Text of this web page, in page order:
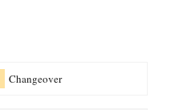
Changeover